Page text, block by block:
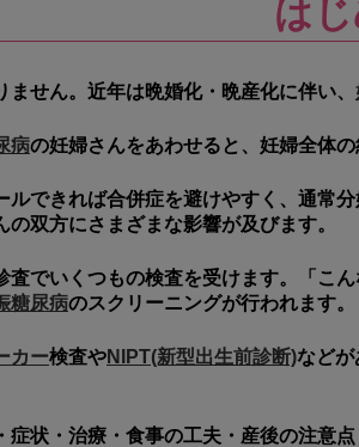
は
せん。 近年は晩婚化・晩産化に伴い、
病の妊婦さんをあわせると、 妊婦全体
ルできれば合併症を避けやすく、通常
双方にさまざまな影響が及びます。
でいくつもの検査を受けます。「こ
糖尿病のスクリーニングが行われます。
カー検査やNIPT(新型出生前診断)などが
症状・治療・食事の工夫・産後の注意